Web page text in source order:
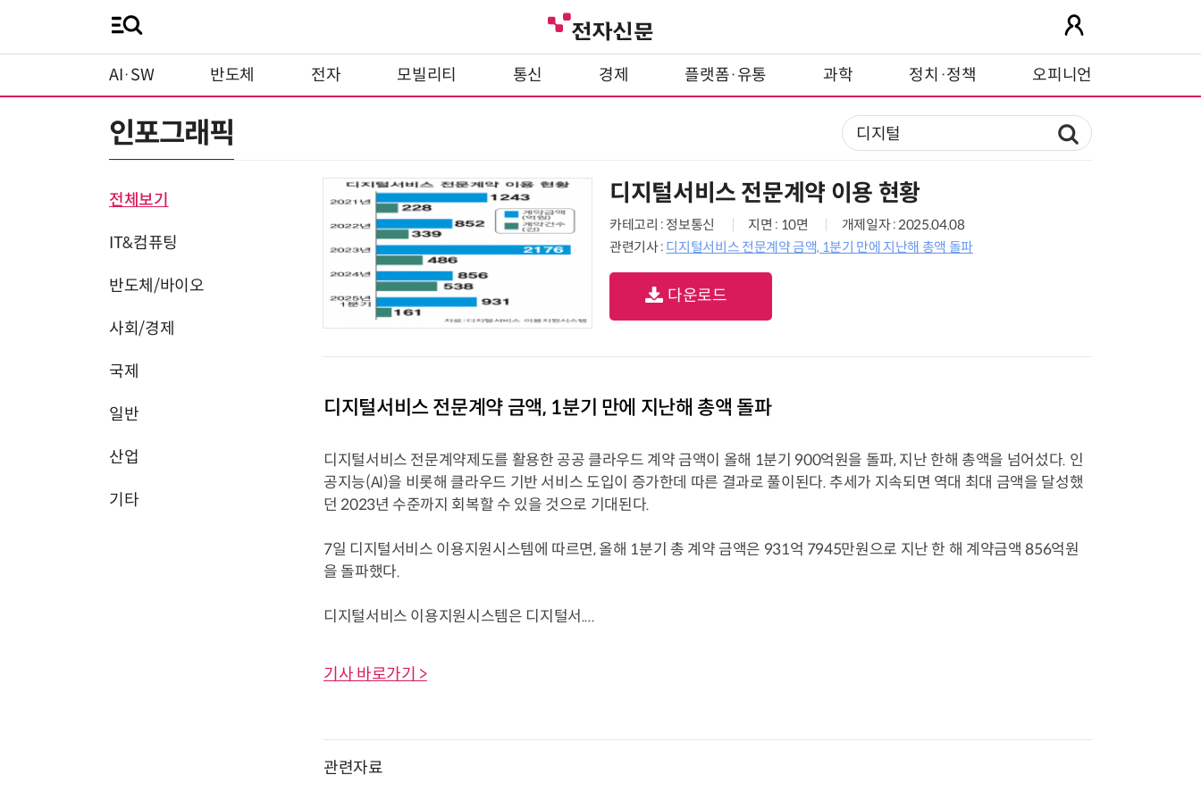
AI·SW 반도체 전자 모빌리티 통신 경제 플랫폼·유통 과학 정치·정책 오피니언
인포그래픽
전체보기
IT&컴퓨팅
반도체/바이오
사회/경제
국제
일반
산업
기타
디지털서비스 전문계약 이용 현황
카테고리 : 정보통신 지면 : 10면
개제일자 : 2025.04.08
관련기사 : 디지털서비스 전문계약 금액, 1분기 만에 지난해 총액 돌파
다운로드
디지털서비스 전문계약 금액, 1분기 만에 지난해 총액 돌파
디지털서비스 전문계약제도를 활용한 공공 클라우드 계약 금액이 올해 1분기 900억원을 돌파, 지난 한해 총액을 넘어섰다. 인
공지능(AI)을 비롯해 클라우드 기반 서비스 도입이 증가한데 따른 결과로 풀이된다. 추세가 지속되면 역대 최대 금액을 달성했
던 2023년 수준까지 회복할 수 있을 것으로 기대된다.
7일 디지털서비스 이용지원시스템에 따르면, 올해 1분기 총 계약 금액은 931억 7945만원으로 지난 한 해 계약금액 856억원
을 돌파했다.
디지털서비스 이용지원시스템은 디지털서....
기사 바로가기 >
관련자료